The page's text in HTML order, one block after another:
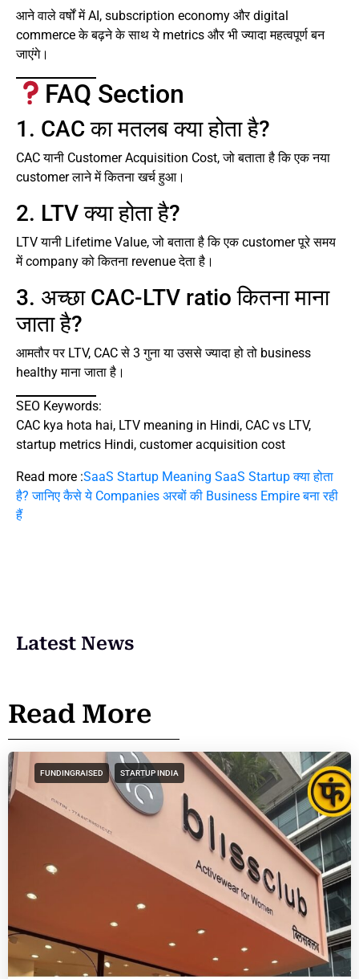
आने वाले वर्षों में AI, subscription economy और digital
commerce के बढ़ने के साथ ये metrics और भी ज्यादा महत्वपूर्ण बन
जाएंगे।
FAQ Section
1. CAC का मतलब क्या होता है?
CAC यानी Customer Acquisition Cost, जो बताता है कि एक नया
customer लाने में कितना खर्च हुआ।
2. LTV क्या होता है?
LTV यानी Lifetime Value, जो बताता है कि एक customer पूरे समय
में company को कितना revenue देता है।
3. अच्छा CAC-LTV ratio कितना माना
जाता है?
आमतौर पर LTV, CAC से 3 गुना या उससे ज्यादा हो तो business
healthy माना जाता है।
SEO Keywords:
CAC kya hota hai, LTV meaning in Hindi, CAC vs LTV,
startup metrics Hindi, customer acquisition cost
Read more :SaaS Startup Meaning SaaS Startup क्या होता
है? जानिए कैसे ये Companies अरबों की Business Empire बना रही
हैं
Latest News
Read More
FUNDINGRAISED STARTUP INDIA